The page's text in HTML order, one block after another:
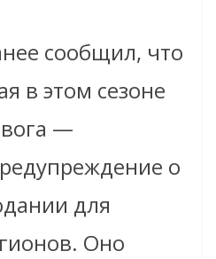
сообщил, что
в этом сезоне
—
о
для
Оно